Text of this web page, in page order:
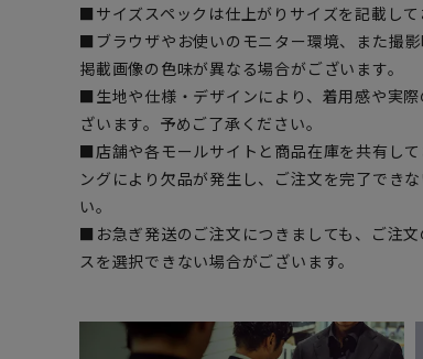
■サイズスペックは仕上がりサイズを記載して
■ブラウザやお使いのモニター環境、また撮
掲載画像の色味が異なる場合がございます。
■生地や仕様・デザインにより、着用感や実
ざいます。予めご了承ください。
■店舗や各モールサイトと商品在庫を共有し
ングにより欠品が発生し、ご注文を完了でき
い。
■お急ぎ発送のご注文につきましても、ご注
スを選択できない場合がございます。